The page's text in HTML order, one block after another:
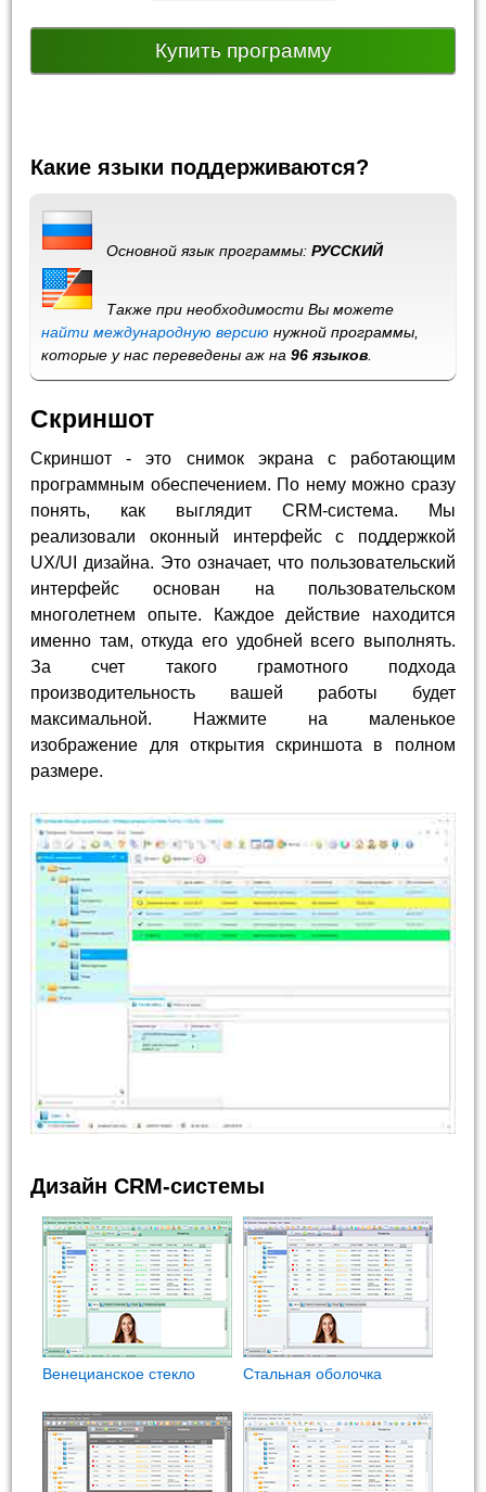
Купить программу
Какие языки поддерживаются?
Основной язык программы:РУССКИЙ
Также при необходимости Вы можете
найти международную версию нужной программы,
которые у нас переведены аж на96 языков
Скриншот
Скриншот - это снимок экрана с работающим
программным обеспечением. По нему можно сразу
понять, как выглядит CRM-система. Мы
реализовали оконный интерфейс с поддержкой
UX/UI дизайна. Это означает, что пользовательский
интерфейс основан на пользовательском
многолетнем опыте. Каждое действие находится
именно там, откуда его удобней всего выполнять.
За счет такого грамотного подхода
производительность вашей работы будет
максимальной. Нажмите на маленькое
изображение для открытия скриншота в полном
размере.
Дизайн CRM-системы
Венецианское стекло Стальная оболочка